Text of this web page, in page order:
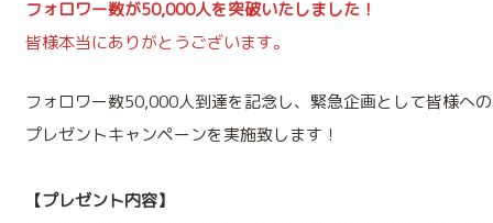
フォロワー数が50,000人を突破いたしました！
皆様本当にありがとうございます。
フォロワー数50,000人到達を記念し、緊急企画として皆様へ
プレゼントキャンペーンを実施致します！
【プレゼント内容】